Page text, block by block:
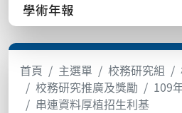
學術年報
首頁 主選單 校務研究組
校務研究推廣及獎勵
109
串連資料厚植招生利基